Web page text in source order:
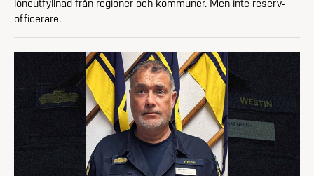
löneutfyllnad från regioner och kommuner. Men inte reserv­
officerare.